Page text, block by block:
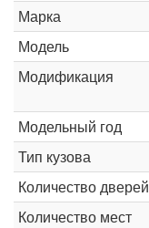
Марка
Модель
Модификация
Модельный год
Тип кузова
Количество дверей
Количество мест